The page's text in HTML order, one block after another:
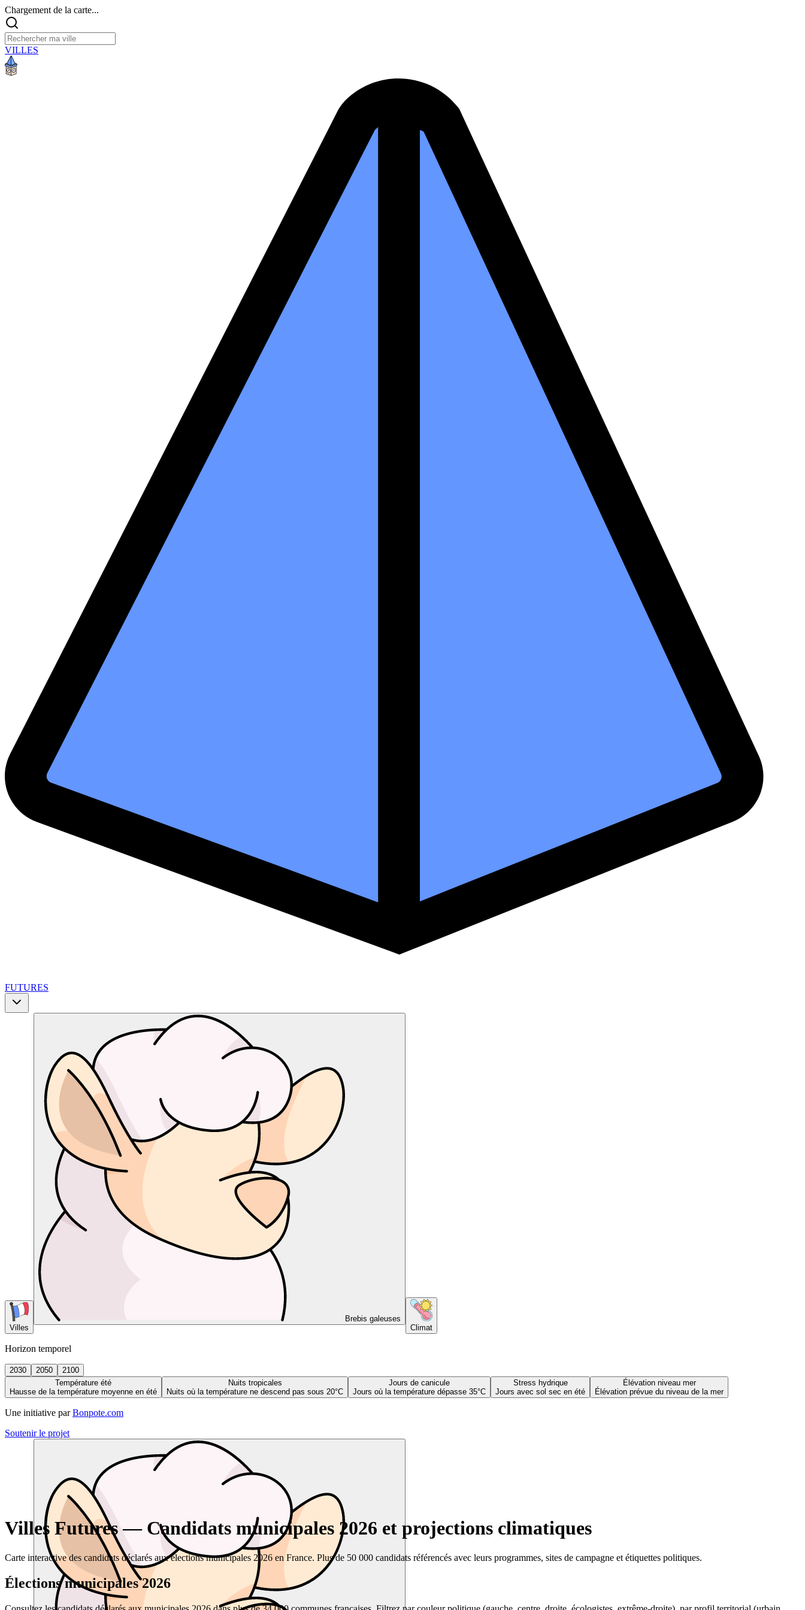
Chargement de la carte...
VILLES
FUTURES
Villes
Brebis galeuses
Climat
Horizon temporel
2030 2050
2100
Température été
Hausse de la température moyenne en été
Nuits tropicales
Nuits où la température ne descend pas sous 20°C
Jours de canicule
Jours où la température dépasse 35°C
Stress hydrique
Jours avec sol sec en été
Élévation niveau mer
Élévation prévue du niveau de la mer
Une initiative par Bonpote.com
Soutenir le projet
Villes Futures — Candidats municipales 2026 et projections climatiques
Carte interactive des candidats déclarés aux élections municipales 2026 en France. Plus de 50 000 candidats référencés avec leurs programmes, sites de campagne et étiquettes politiques.
Élections municipales 2026